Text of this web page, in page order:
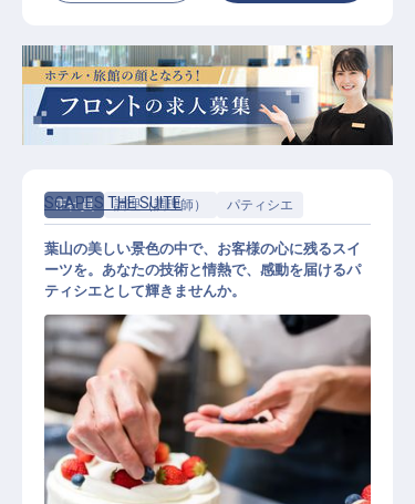
正社員 調理（調理師） パティシエ
パティシエ【スケープスザスィート
】
SCAPES THE SUITE
葉山の美しい景色の中で、お客様の心に残るスイ
ーツを。あなたの技術と情熱で、感動を届けるパ
ティシエとして輝きませんか。